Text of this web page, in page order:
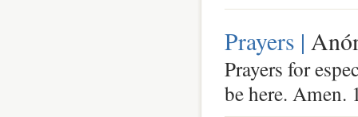
Prayers |
Prayers for
be here. Amen.